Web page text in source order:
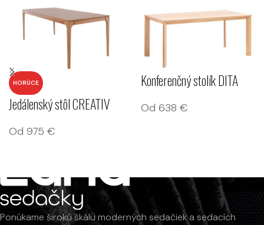
HORÚCE
Jedálenský stôl CREATIV
Od 975 €
Konferenčný stolík DITA
Od 638 €
Ponúkame širokú škálu moderných sedačiek a sedacích